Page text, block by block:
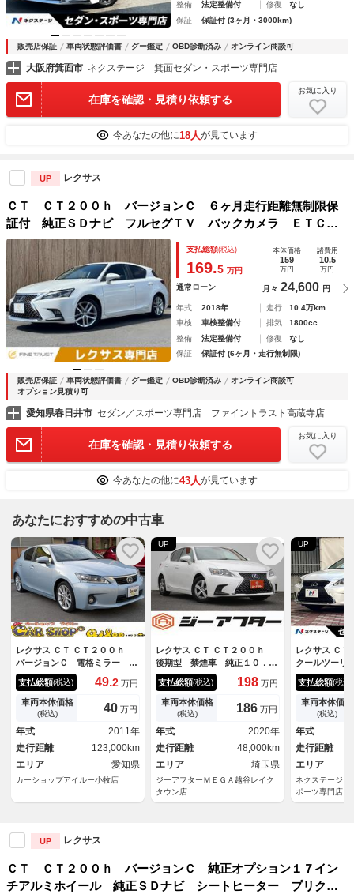
整備
法定整備付 修復
なし
保証
保証付 (3ヶ月・3000km)
販売店保証 車両状態評価書 グー鑑定 OBD診断済み オンライン商談可
大阪府箕面市 ネクステージ 箕面セダン・スポーツ専門店
在庫を確認・見積り依頼する
お気に入り
今あなたの他に18人が見ています
UP レクサス
ＣＴ ＣＴ２００ｈ バージョンＣ ６ヶ月走行距離無制限保
証付 純正ＳＤナビ フルセグＴＶ バックカメラ ＥＴＣ
２．０ ハーフレザーシート 禁煙車 レーダークルーズコン
トロール 衝突軽減ブレーキ シートヒーター パワーシート
支払総額(税込)
169.5 万円
本体価格
159
万円
諸費用
10.5
万円
通常ローン 月々 24,600 円
年式 2018年 走行
10.4万km
車検
車検整備付 排気
1800cc
整備
法定整備付 修復
なし
保証
保証付 (6ヶ月・走行無制限)
販売店保証 車両状態評価書 グー鑑定 OBD診断済み
オンライン商談可
オプション見積り可
愛知県春日井市 セダン／スポーツ専門店 ファイントラスト高蔵寺店
在庫を確認・見積り依頼する
お気に入り
今あなたの他に43人が見ています
あなたにおすすめの中古車
レクサス ＣＴ ＣＴ２００ｈ
バージョンＣ 電格ミラー Ｂ
カメラ ＴＶナビ オートエア
コン ＥＴＣ車載器 フルセグ
テレビ キーフリー デュアル
エアバック オートクルーズ
パワーウインドウ パワーステ
アリング エアバック ＡＵＴ
Ｏライト ＡＢＳ
支払総額(税込) 49.2 万円
車両本体価格
(税込) 40 万円
年式
2011年
走行距離
123,000km
エリア
愛知県
カーショップアイルー小牧店
UP
レクサス ＣＴ ＣＴ２００ｈ
後期型 禁煙車 純正１０．３
インチナビ フルセグＴＶ バ
ックカメラ レーダークスーズ
コントロール シートヒータ
ー ＥＴＣ２．０ クリアラン
スソナー 衝突軽減装置 Ｂｌ
ｕｅｔｏｏｔｈ接続
支払総額(税込) 198 万円
車両本体価格
(税込) 186 万円
年式
2020年
走行距離
48,000km
エリア
埼玉県
ジーアフターＭＥＧＡ越谷レイク
タウン店
UP
レクサス Ｃ
クールツーリ
正１７インチ
ーアルミ 合
ＬＥＤヘッ
イライト Ｌ
グ メッキ加
リル 純正Ｓ
ート シート
支払総額(税込)
車両本体価格
(税込)
年式
走行距離
エリア
ネクステージ
ポーツ専門店
UP レクサス
ＣＴ ＣＴ２００ｈ バージョンＣ 純正オプション１７イン
チアルミホイール 純正ＳＤナビ シートヒーター プリクラ